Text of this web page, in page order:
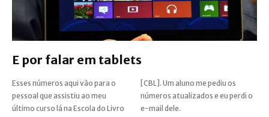
E por falar em tablets
Esses números aqui vão para o
pessoal que assistiu ao meu
último curso lá na Escola do Livro
[CBL]. Um aluno me pediu os
números atualizados e eu perdi o
e-mail dele.